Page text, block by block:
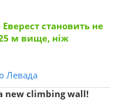
становить не
м вище, ніж
Левада
new climbing wall!